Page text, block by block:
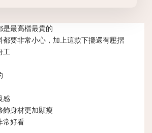
是最高檔最貴的
都要非常小心，加上這款下擺還有壓摺
工
感
飾身材更加顯瘦
常好看